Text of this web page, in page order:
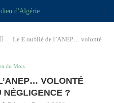
Le E oublié de l’ANEP… volonté
du Mois
VOLONTÉ
NÉGLIGENCE ?